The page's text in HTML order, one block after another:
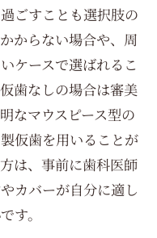
ごすことも選択肢の
からない場合や、周
ケースで選ばれるこ
歯なしの場合は審美
なマウスピース型の
仮歯を用いることが
は、事前に歯科医師
カバーが自分に適し
す。